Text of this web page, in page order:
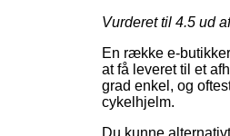
Vurderet til 4.5 ud
En række e-
at få leveret til et
grad enkel, og
cykelhjelm.
Du kunne